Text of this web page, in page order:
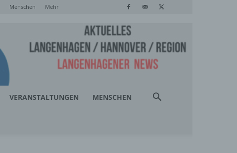
Menschen Mehr
VERANSTALTUNGEN MENSCHEN